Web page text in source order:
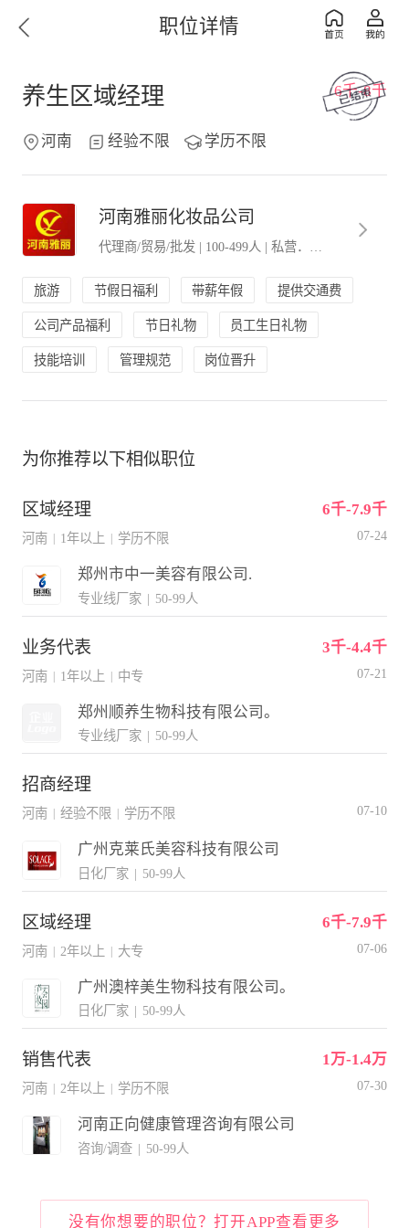
职位详情
养生区域经理 6千-8千
河南 经验不限 学历不限
河南雅丽化妆品公司
代理商/贸易/批发 | 100-499人 | 私营．民营企业
旅游 节假日福利 带薪年假 提供交通费
公司产品福利 节日礼物 员工生日礼物
技能培训 管理规范 岗位晋升
为你推荐以下相似职位
区域经理 6千-7.9千
河南 1年以上 学历不限 07-24
郑州市中一美容有限公司.
专业线厂家 | 50-99人
业务代表 3千-4.4千
河南 | 1年以上 | 中专 07-21
郑州顺养生物科技有限公司。
专业线厂家 | 50-99人
招商经理
河南 经验不限 学历不限 07-10
广州克莱氏美容科技有限公司
日化厂家 | 50-99人
区域经理 6千-7.9千
河南 | 2年以上 | 大专 07-06
广州澳梓美生物科技有限公司。
日化厂家 | 50-99人
销售代表 1万-1.4万
河南 2年以上 学历不限 07-30
河南正向健康管理咨询有限公司
咨询/调查 | 50-99人
没有你想要的职位？打开APP查看更多